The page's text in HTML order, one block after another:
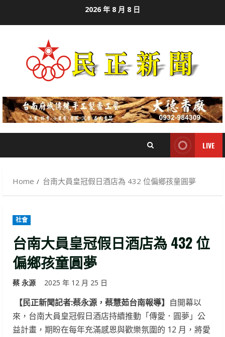
2026 年 8 月 8 日
LIVE
Home 台南大員皇冠假日酒店為 432 位偏鄉孩童圓夢
社會
台南大員皇冠假日酒店為 432 位
偏鄉孩童圓夢
蔡 永源 2025 年 12 月 25 日
【民正新聞記者:蔡永源，蔡慧茹台南報導】 自開幕以
來，台南大員皇冠假日酒店持續推動「傳愛．圓夢」公
益計畫，期盼在每年充滿感恩與歡樂氛圍的 12 月，將愛